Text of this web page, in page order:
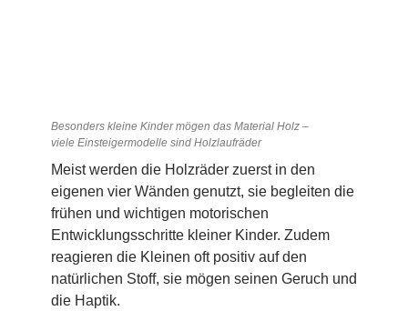
Besonders kleine Kinder mögen das Material Holz –
viele Einsteigermodelle sind Holzlaufräder
Meist werden die Holzräder zuerst in den
eigenen vier Wänden genutzt, sie begleiten die
frühen und wichtigen motorischen
Entwicklungsschritte kleiner Kinder. Zudem
reagieren die Kleinen oft positiv auf den
natürlichen Stoff, sie mögen seinen Geruch und
die Haptik.